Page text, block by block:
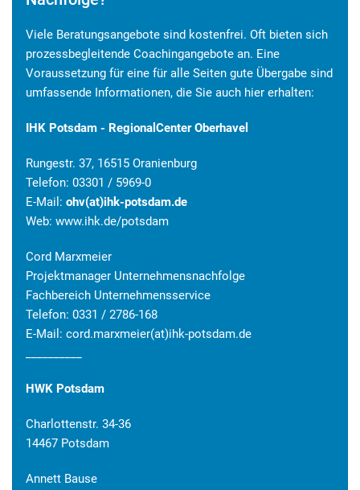
Viele Beratungsangebote sind kostenfrei. Oft bieten sich
prozessbegleitende Coachingangebote an. Eine
Voraussetzung für eine für alle Seiten gute Übergabe sind
umfassende Informationen, die Sie auch hier erhalten:
IHK Potsdam - RegionalCenter Oberhavel
Rungestr. 37, 16515 Oranienburg
Telefon: 03301 / 5969-0
E-Mail: ohv(at)ihk-potsdam.de
Web: www.ihk.de/potsdam
Cord Marxmeier
Projektmanager Unternehmensnachfolge
Fachbereich Unternehmensservice
Telefon: 0331 / 2786-168
E-Mail: cord.marxmeier(at)ihk-potsdam.de
HWK Potsdam
Charlottenstr. 34-36
14467 Potsdam
Annett Bause